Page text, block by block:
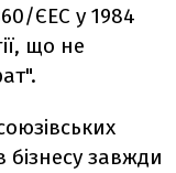
ЄЕС у 1984
що не
завжди